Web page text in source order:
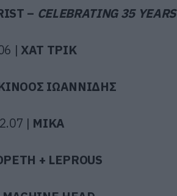
– CELEBRATING 35 YEARS
| ΧΑΤ ΤΡΙΚ
ΙΩΑΝΝΙΔΗΣ
| ΜΙΚΑ
+ LEPROUS